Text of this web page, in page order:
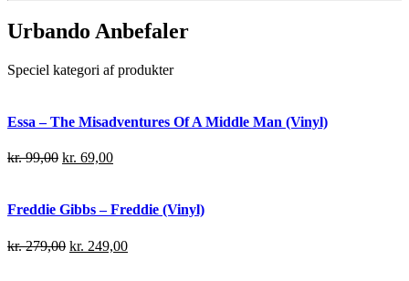
Urbando Anbefaler
Speciel kategori af produkter
Essa – The Misadventures Of A Middle Man (Vinyl)
kr.99,00 kr. 69,00
Freddie Gibbs – Freddie (Vinyl)
kr.279,00 kr. 249,00